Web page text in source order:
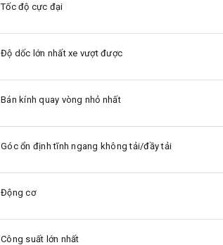
Tốc độ cực đại
Độ dốc lớn nhất xe vượt được
Bán kính quay vòng nhỏ nhất
Góc ổn định tĩnh ngang không tải/đầy tải
Động cơ
Công suất lớn nhất